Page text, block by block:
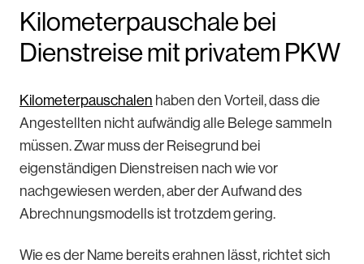
Kilometerpauschale bei
Dienstreise mit privatem PKW
Kilometerpauschalen haben den Vorteil, dass die
Angestellten nicht aufwändig alle Belege sammeln
müssen. Zwar muss der Reisegrund bei
eigenständigen Dienstreisen nach wie vor
nachgewiesen werden, aber der Aufwand des
Abrechnungsmodells ist trotzdem gering.
Wie es der Name bereits erahnen lässt, richtet sich